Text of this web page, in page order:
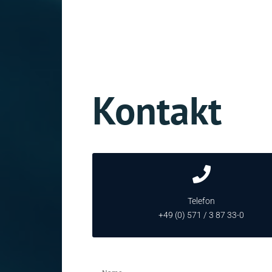
Kontakt
Telefon
+49 (0) 571 / 3 87 33-0